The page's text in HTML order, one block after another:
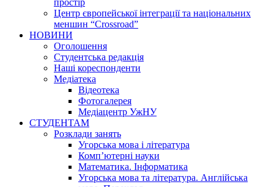
простір
Центр європейської інтеграції та національних
меншин “Crossroad”
НОВИНИ
Оголошення
Студентська редакція
Наші кореспонденти
Медіатека
Відеотека
Фотогалерея
Медіацентр УжНУ
СТУДЕНТАМ
Розклади занять
Угорська мова і література
Комп’ютерні науки
Математика. Інформатика
Угорська мова та література. Англійська